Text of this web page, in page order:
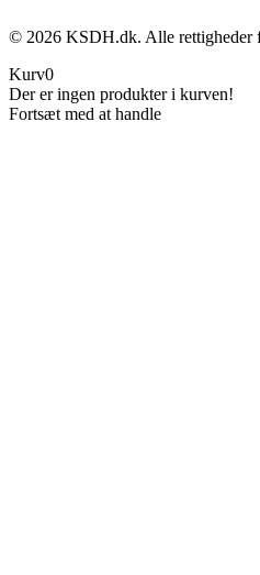
© 2026 KSDH.dk. Alle rettigheder
Kurv0
Der er ingen produkter i kurven!
Fortsæt med at handle